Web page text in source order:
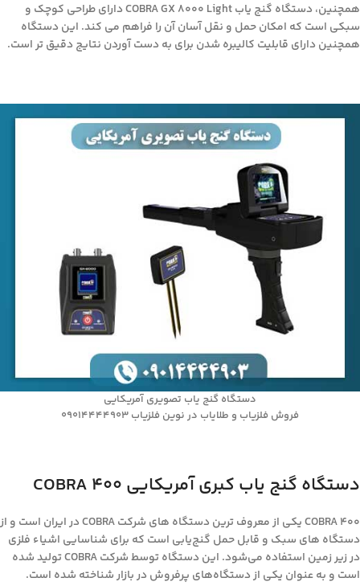
همچنین، دستگاه گنج یاب COBRA GX 8000 Light دارای طراحی کوچک و
سبکی است که امکان حمل و نقل آسان آن را فراهم می کند. این دستگاه
همچنین دارای قابلیت کالیبره شدن برای به دست آوردن نتایج دقیق تر است.
دستگاه گنج یاب تصویری آمریکایی
فروش فلزیاب و طلایاب در نوین فلزیاب 09014444903
دستگاه گنج یاب کبری آمریکایی COBRA 400
COBRA 400 یکی از معروف ترین دستگاه های شرکت COBRA در ایران است و از
دستگاه‌ های سبک و قابل حمل گنج‌یابی است که برای شناسایی اشیاء فلزی
در زیر زمین استفاده می‌شود. این دستگاه توسط شرکت COBRA تولید شده
است و به عنوان یکی از دستگاه‌های پرفروش در بازار شناخته شده است.